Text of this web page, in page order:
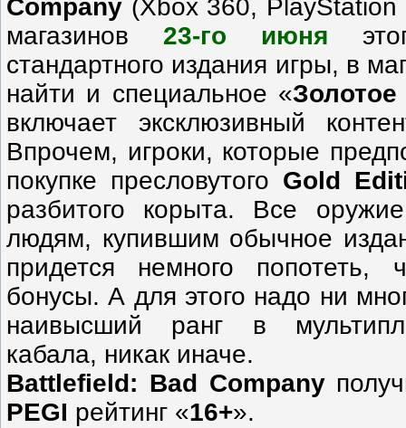
Company (Xbox 360, PlayStation
магазинов 23-го июня
стандартного издания игры, в
найти и специальное «
включает эксклюзивный
Впрочем, игроки, которые
покупке пресловутого Gold
разбитого корыта. Все
людям, купившим обычное
придется немного попотеть,
бонусы. А для этого надо ни
наивысший ранг в
кабала, никак иначе.
Battlefield: Bad Company
PEGI рейтинг «16+».